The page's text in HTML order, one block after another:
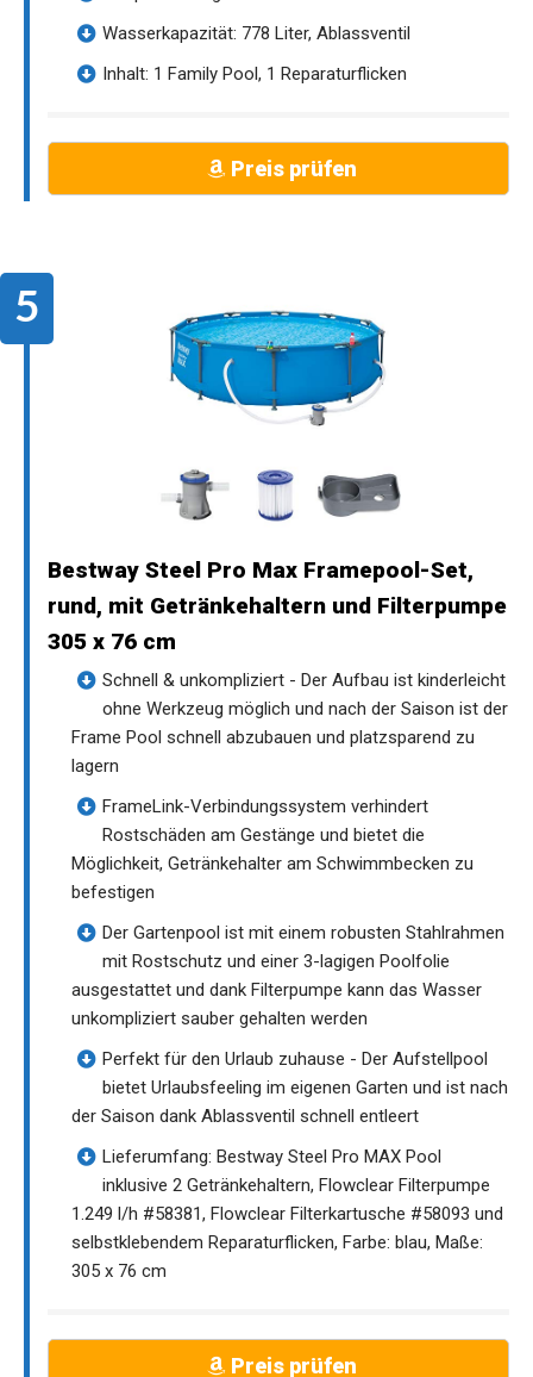
Wasserkapazität: 778 Liter, Ablassventil
Inhalt: 1 Family Pool, 1 Reparaturflicken
Preis prüfen
Bestway Steel Pro Max Framepool-Set,
rund, mit Getränkehaltern und Filterpumpe
305 x 76 cm
Schnell & unkompliziert - Der Aufbau ist kinderleicht
ohne Werkzeug möglich und nach der Saison ist der
Frame Pool schnell abzubauen und platzsparend zu
lagern
FrameLink-Verbindungssystem verhindert
Rostschäden am Gestänge und bietet die
Möglichkeit, Getränkehalter am Schwimmbecken zu
befestigen
Der Gartenpool ist mit einem robusten Stahlrahmen
mit Rostschutz und einer 3-lagigen Poolfolie
ausgestattet und dank Filterpumpe kann das Wasser
unkompliziert sauber gehalten werden
Perfekt für den Urlaub zuhause - Der Aufstellpool
bietet Urlaubsfeeling im eigenen Garten und ist nach
der Saison dank Ablassventil schnell entleert
Lieferumfang: Bestway Steel Pro MAX Pool
inklusive 2 Getränkehaltern, Flowclear Filterpumpe
1.249 l/h #58381, Flowclear Filterkartusche #58093 und
selbstklebendem Reparaturflicken, Farbe: blau, Maße:
305 x 76 cm
Preis prüfen